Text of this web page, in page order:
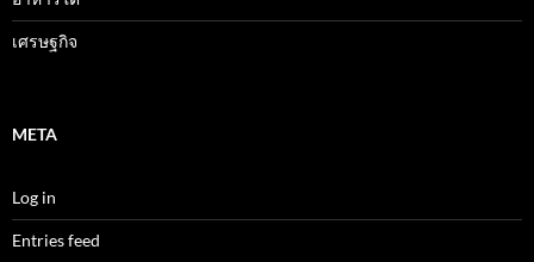
เศรษฐกิจ
META
Log in
Entries feed